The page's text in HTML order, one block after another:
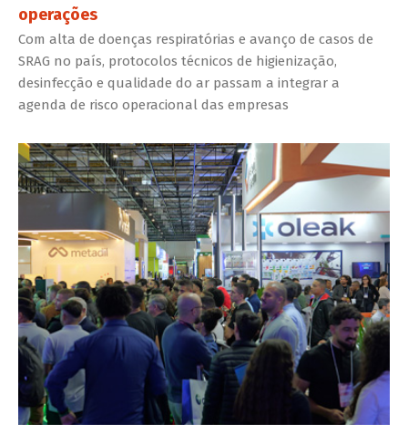
operações
Com alta de doenças respiratórias e avanço de casos de
SRAG no país, protocolos técnicos de higienização,
desinfecção e qualidade do ar passam a integrar a
agenda de risco operacional das empresas